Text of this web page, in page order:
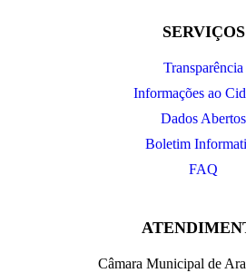
SERVIÇOS
Transparência
Informações ao
Dados Abertos
Boletim
FAQ
Câmara Municipal de